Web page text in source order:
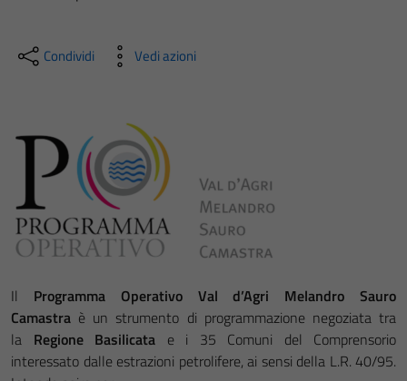
Condividi Vedi azioni
Il Programma Operativo Val d’Agri Melandro Sauro
Camastra è un strumento di programmazione negoziata tra
la Regione Basilicata e i 35 Comuni del Comprensorio
interessato dalle estrazioni petrolifere, ai sensi della L.R. 40/95.